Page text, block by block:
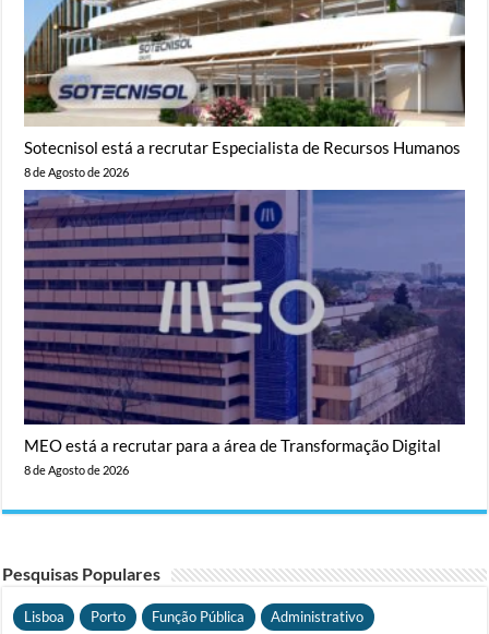
Sotecnisol está a recrutar Especialista de Recursos Humanos
8 de Agosto de 2026
MEO está a recrutar para a área de Transformação Digital
8 de Agosto de 2026
Pesquisas Populares
Lisboa Porto Função Pública Administrativo